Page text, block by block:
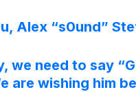
Alex “s0und”
we need to say
are wishing him